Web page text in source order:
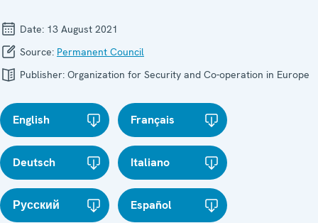
Date: 13 August 2021
Source: Permanent Council
Publisher: Organization for Security and Co-operation in Europe
English Français
Deutsch Italiano
Русский Español